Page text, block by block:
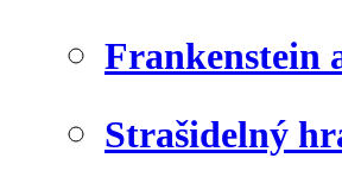
Frankenstein
Strašidelný